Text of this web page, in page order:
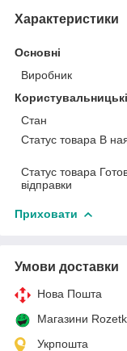
Характеристики
Основні
Виробник
Стан
Статус товара В
Статус товара
відправки
Приховати
Умови доставки
Нова Пошта
Магазини
Укрпошта